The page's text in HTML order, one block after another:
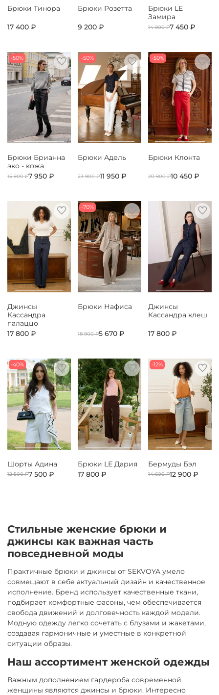
Брюки Тинора
17 400 ₽
Брюки Розетта
9 200 ₽
Брюки LE
Замира
14 900 ₽7 450 ₽
-50%
Брюки Брианна
эко - кожа
15 900 ₽7 950 ₽
-50%
Брюки Адель
23 900 ₽11 950 ₽
-50%
Брюки Клонта
20 900 ₽10 450 ₽
Джинсы
Кассандра
палаццо
17 800 ₽
-70%
Брюки Нафиса
18 900 ₽5 670 ₽
Джинсы
Кассандра клеш
17 800 ₽
-40%
Шорты Адина
12 500 ₽7 500 ₽
Брюки LE Дария
17 800 ₽
-12%
Бермуды Бэл
14 600 ₽12 900 ₽
Стильные женские брюки и
джинсы как важная часть
повседневной моды
Практичные брюки и джинсы от SEKVOYA умело
совмещают в себе актуальный дизайн и качественное
исполнение. Бренд использует качественные ткани,
подбирает комфортные фасоны, чем обеспечивается
свобода движений и долговечность каждой модели.
Модную одежду легко сочетать с блузами и жакетами,
создавая гармоничные и уместные в конкретной
ситуации образы.
Наш ассортимент женской одежды
Важным дополнением гардероба современной
женщины являются джинсы и брюки. Интересно